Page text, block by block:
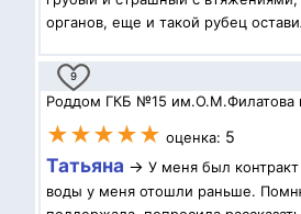
органов, еще и такой рубец
9
Роддом ГКБ №15 им.О.М.Филатова
★★★★★ оценка: 5
Татьяна → У меня был
воды у меня отошли раньше.